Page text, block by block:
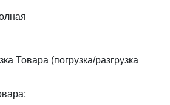
Товара (погрузка/разгрузка